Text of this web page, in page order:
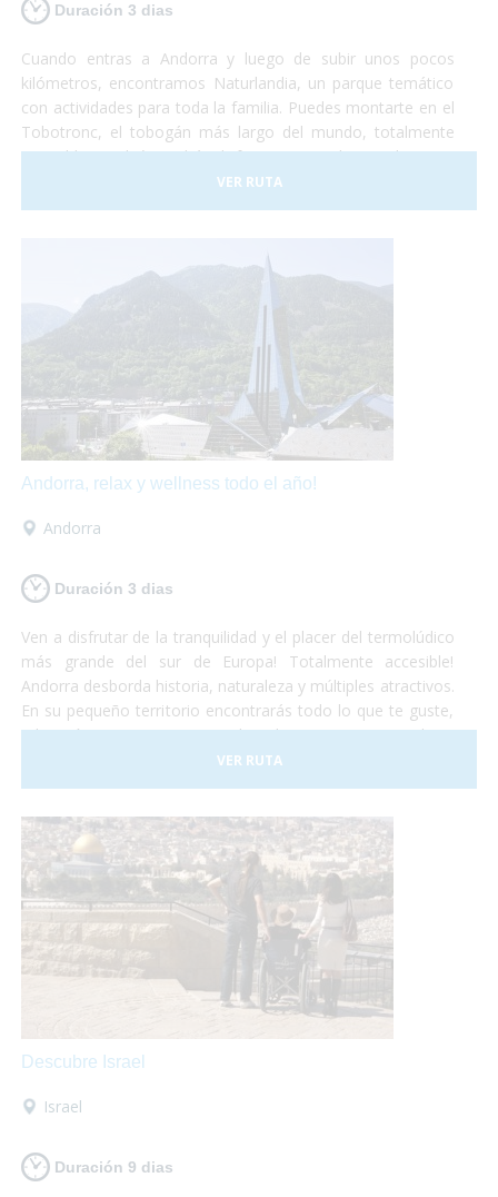
Duración 3 dias
Cuando entras a Andorra y luego de subir unos pocos
kilómetros, encontramos Naturlandia, un parque temático
con actividades para toda la familia. Puedes montarte en el
Tobotronc, el tobogán más largo del mundo, totalmente
accesible, también podrás disfrutar paseando por el parque
de animales donde encontrarás osos, ciervos, lobos y
hasta una granja llena de animales!
VER RUTA
Andorra, relax y wellness todo el año!
Andorra
Duración 3 dias
Ven a disfrutar de la tranquilidad y el placer del termolúdico
más grande del sur de Europa! Totalmente accesible!
Andorra desborda historia, naturaleza y múltiples atractivos.
En su pequeño territorio encontrarás todo lo que te guste,
relajación en sus aguas termales, shopping en sus tiendas y
centros comerciales, disfrutar de su gastronomía
internacional o de su cocina típica de montaña, todo lo que
VER RUTA
Descubre Israel
Israel
Duración 9 dias